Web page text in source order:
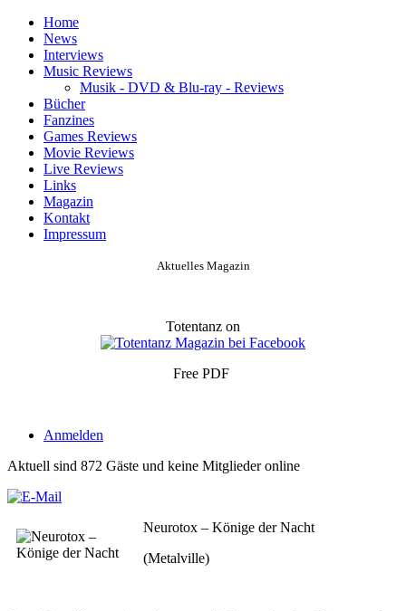
Home
News
Interviews
Music Reviews
Musik - DVD & Blu-ray - Reviews
Bücher
Fanzines
Games Reviews
Movie Reviews
Live Reviews
Links
Magazin
Kontakt
Impressum
Aktuelles Magazin
Totentanz on
Free PDF
Anmelden
Aktuell sind 872 Gäste und keine Mitglieder online
Neurotox – Könige der Nacht
(Metalville)